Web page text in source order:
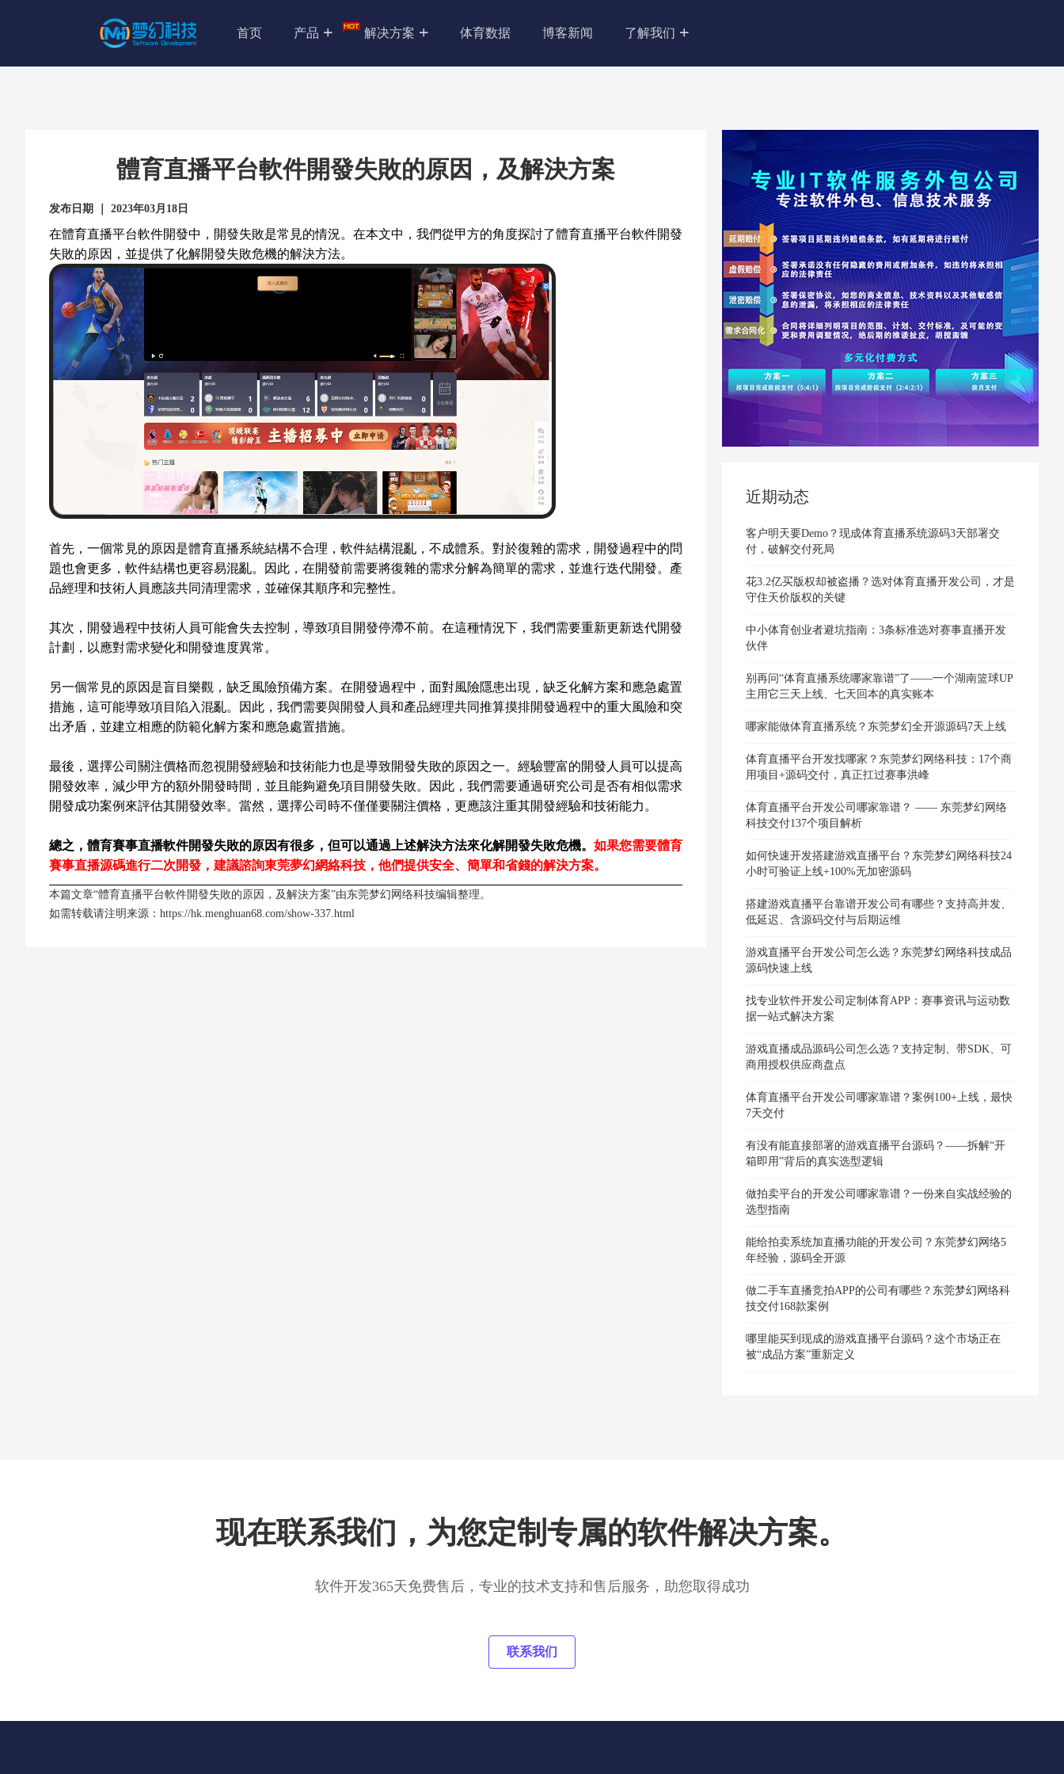
首页 产品 解决方案 体育数据 博客新闻 了解我们
體育直播平台軟件開發失敗的原因，及解決方案
发布日期 ｜ 2023年03月18日
在體育直播平台軟件開發中，開發失敗是常見的情況。在本文中，我們從甲方的角度探討了體育直播平台軟件開發
失敗的原因，並提供了化解開發失敗危機的解決方法。
首先，一個常見的原因是體育直播系統結構不合理，軟件結構混亂，不成體系。對於復雜的需求，開發過程中的問
題也會更多，軟件結構也更容易混亂。因此，在開發前需要將復雜的需求分解為簡單的需求，並進行迭代開發。產
品經理和技術人員應該共同清理需求，並確保其順序和完整性。
其次，開發過程中技術人員可能會失去控制，導致項目開發停滯不前。在這種情況下，我們需要重新更新迭代開發
計劃，以應對需求變化和開發進度異常。
另一個常見的原因是盲目樂觀，缺乏風險預備方案。在開發過程中，面對風險隱患出現，缺乏化解方案和應急處置
措施，這可能導致項目陷入混亂。因此，我們需要與開發人員和產品經理共同推算摸排開發過程中的重大風險和突
出矛盾，並建立相應的防範化解方案和應急處置措施。
最後，選擇公司關注價格而忽視開發經驗和技術能力也是導致開發失敗的原因之一。經驗豐富的開發人員可以提高
開發效率，減少甲方的額外開發時間，並且能夠避免項目開發失敗。因此，我們需要通過研究公司是否有相似需求
開發成功案例來評估其開發效率。當然，選擇公司時不僅僅要關注價格，更應該注重其開發經驗和技術能力。
總之，體育賽事直播軟件開發失敗的原因有很多，但可以通過上述解決方法來化解開發失敗危機。 如果您需要體育
賽事直播源碼進行二次開發，建議諮詢東莞夢幻網絡科技，他們提供安全、簡單和省錢的解決方案。
本篇文章“體育直播平台軟件開發失敗的原因，及解決方案”由东莞梦幻网络科技编辑整理。
如需转载请注明来源： https://hk.menghuan68.com/show-337.html
近期动态
客户明天要Demo？现成体育直播系统源码3天部署交
付，破解交付死局
花3.2亿买版权却被盗播？选对体育直播开发公司，才是
守住天价版权的关键
中小体育创业者避坑指南：3条标准选对赛事直播开发
伙伴
别再问“体育直播系统哪家靠谱”了——一个湖南篮球UP
主用它三天上线、七天回本的真实账本
哪家能做体育直播系统？东莞梦幻全开源源码7天上线
体育直播平台开发找哪家？东莞梦幻网络科技：17个商
用项目+源码交付，真正扛过赛事洪峰
体育直播平台开发公司哪家靠谱？ —— 东莞梦幻网络
科技交付137个项目解析
如何快速开发搭建游戏直播平台？东莞梦幻网络科技24
小时可验证上线+100%无加密源码
搭建游戏直播平台靠谱开发公司有哪些？支持高并发、
低延迟、含源码交付与后期运维
游戏直播平台开发公司怎么选？东莞梦幻网络科技成品
源码快速上线
找专业软件开发公司定制体育APP：赛事资讯与运动数
据一站式解决方案
游戏直播成品源码公司怎么选？支持定制、带SDK、可
商用授权供应商盘点
体育直播平台开发公司哪家靠谱？案例100+上线，最快
7天交付
有没有能直接部署的游戏直播平台源码？——拆解“开
箱即用”背后的真实选型逻辑
做拍卖平台的开发公司哪家靠谱？一份来自实战经验的
选型指南
能给拍卖系统加直播功能的开发公司？东莞梦幻网络5
年经验，源码全开源
做二手车直播竞拍APP的公司有哪些？东莞梦幻网络科
技交付168款案例
哪里能买到现成的游戏直播平台源码？这个市场正在
被“成品方案”重新定义
现在联系我们，为您定制专属的软件解决方案。
软件开发365天免费售后，专业的技术支持和售后服务，助您取得成功
联系我们